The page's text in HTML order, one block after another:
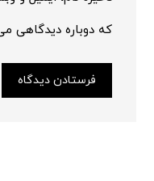
که دوباره دیدگاهی
فرستادن دیدگاه